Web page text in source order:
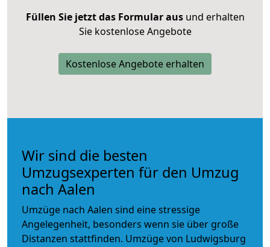
Füllen Sie jetzt das Formular ausund erhalten
Sie kostenlose Angebote
Kostenlose Angebote erhalten
Wir sind die besten
Umzugsexperten für den Umzug
nach Aalen
Umzüge nach Aalen sind eine stressige
Angelegenheit, besonders wenn sie über große
Distanzen stattfinden. Umzüge von Ludwigsburg